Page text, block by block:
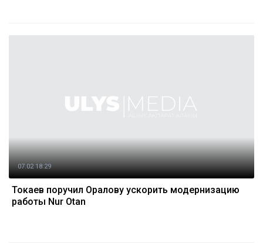
07.02 18:29
Токаев поручил Оралову ускорить модернизацию
работы Nur Otan